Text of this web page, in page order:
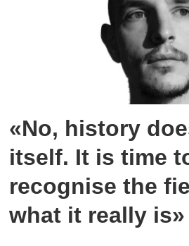
«No, history
itself. It is time
recognise the
what it really is»